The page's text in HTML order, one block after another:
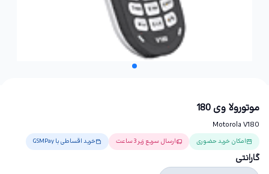
موتورولا وی 180
Motorola V180
امکان خرید حضوری ارسال سریع زیر 3 ساعت خرید اقساطی با GSMPay
گارانتی